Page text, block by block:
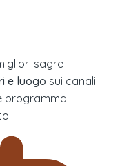
sagre
e luogo sui canali
programma